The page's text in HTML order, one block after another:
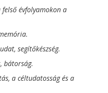
felső évfolyamokon a
segítőkészség.
bátorság.
a céltudatosság és a